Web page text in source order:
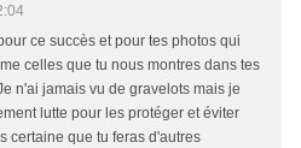
ce succès et pour tes photos qui
celles que tu nous montres dans tes
n'ai jamais vu de gravelots mais je
lutte pour les protéger et éviter
certaine que tu feras d'autres